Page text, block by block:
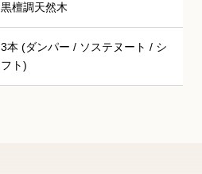
黒檀調天然木
3本 (ダンパー / ソステヌート / シ
フト)